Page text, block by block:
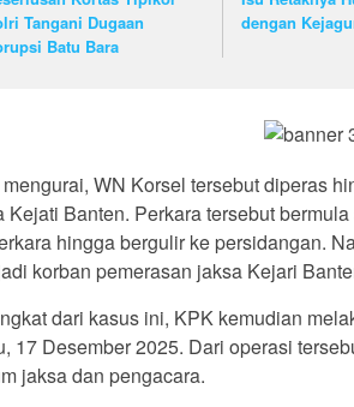
Tangani Dugaan
Batu Bara
dengan
WN Korsel tersebut diperas
Kejati Banten. Perkara tersebut
hingga bergulir ke persidangan.
korban pemerasan jaksa Kejari
dari kasus ini, KPK kemudian
17 Desember 2025. Dari operasi
jaksa dan pengacara.